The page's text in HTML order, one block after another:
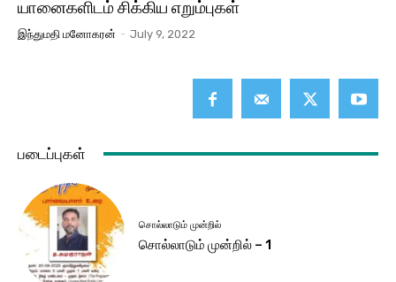
யானைகளிடம் சிக்கிய எறும்புகள்
இந்துமதி மனோகரன் - July 9, 2022
படைப்புகள்
சொல்லாடும் முன்றில்
சொல்லாடும் முன்றில் – 1